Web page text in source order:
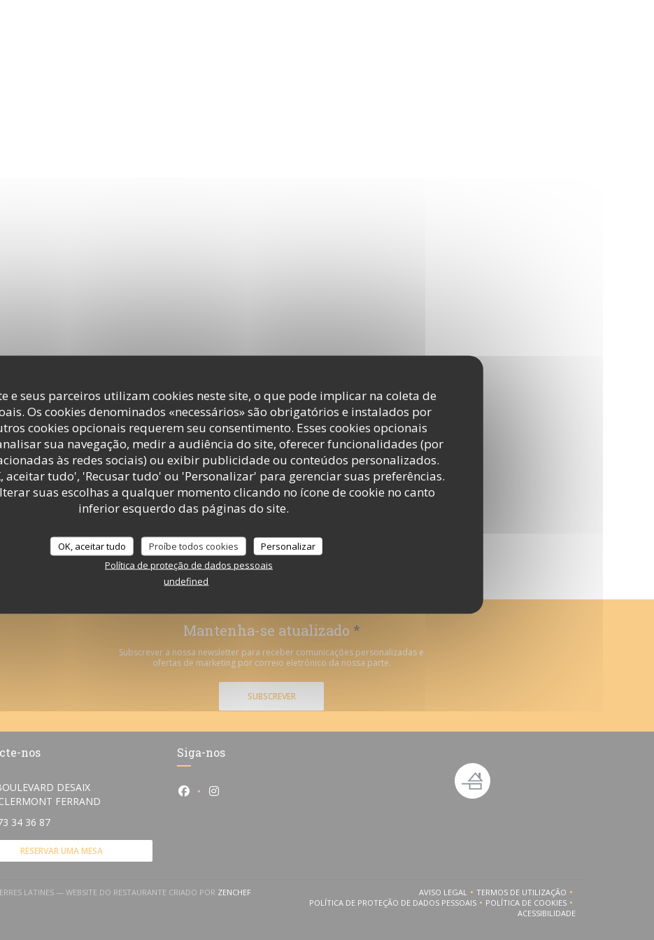
e seus parceiros utilizam cookies neste site, o que pode implicar na coleta de
Os cookies denominados «necessários» são obrigatórios e instalados por
cookies opcionais requerem seu consentimento. Esses cookies opcionais
sua navegação, medir a audiência do site, oferecer funcionalidades (por
às redes sociais) ou exibir publicidade ou conteúdos personalizados.
aceitar tudo', 'Recusar tudo' ou 'Personalizar' para gerenciar suas preferências.
suas escolhas a qualquer momento clicando no ícone de cookie no canto
inferior esquerdo das páginas do site.
OK, aceitar tudo Proíbe todos cookies
Personalizar
Política de proteção de dados pessoais
undefined
Merci à "Le petit gourmet"
18/12/2014
Mantenha-se atualizado *
Subscrever a nossa newsletter para receber comunicações personalizadas e
ofertas de marketing por correio eletrónico da nossa parte.
SUBSCREVER
nos
DESAIX
FERRAND ((abre numa nova janela))
34 36 87
RESERVAR UMA MESA
Siga-nos
Facebook ((abre numa nova janela))
Instagram ((abre numa nova janela))
LATINES — WEBSITE DO RESTAURANTE CRIADO POR ZENCHEF((ABRE NUMA NOVA JANELA)) AVISO LEGAL((ABRE NUMA NOVA JANELA))
TERMOS DE UTILIZAÇÃO((ABRE NUMA NOVA JANELA))
POLÍTICA DE PROTEÇÃO DE DADOS PESSOAIS
((ABRE NUMA NOVA JANELA))POLÍTICA DE COOKIES((ABRE NUMA NOVA JANELA))
ACESSIBILIDADE((ABRE NUMA NOVA JANELA))